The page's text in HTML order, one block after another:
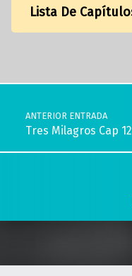
Lista De
Navegación de entradas
ANTERIOR ENTRADA
Tres Milagros Cap